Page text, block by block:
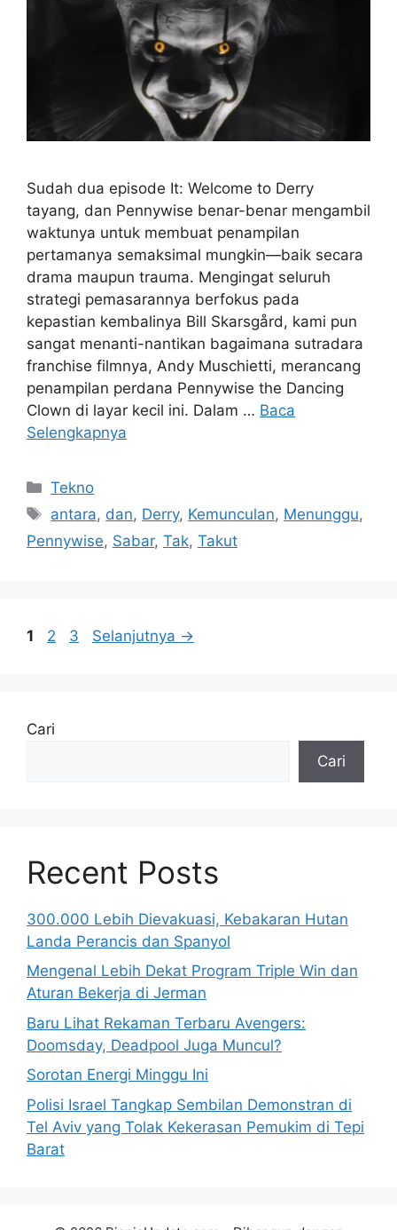
Sudah dua episode It: Welcome to Derry
tayang, dan Pennywise benar-benar mengambil
waktunya untuk membuat penampilan
pertamanya semaksimal mungkin—baik secara
drama maupun trauma. Mengingat seluruh
strategi pemasarannya berfokus pada
kepastian kembalinya Bill Skarsgård, kami pun
sangat menanti-nantikan bagaimana sutradara
franchise filmnya, Andy Muschietti, merancang
penampilan perdana Pennywise the Dancing
Clown di layar kecil ini. Dalam … Baca
Selengkapnya
Kategori
Tekno
Tag
antara, dan, Derry, Kemunculan, Menunggu,
Pennywise, Sabar, Tak, Takut
Halaman
1 Halaman
2 Halaman
3 Selanjutnya →
Cari
Cari
Recent Posts
300.000 Lebih Dievakuasi, Kebakaran Hutan
Landa Perancis dan Spanyol
Mengenal Lebih Dekat Program Triple Win dan
Aturan Bekerja di Jerman
Baru Lihat Rekaman Terbaru Avengers:
Doomsday, Deadpool Juga Muncul?
Sorotan Energi Minggu Ini
Polisi Israel Tangkap Sembilan Demonstran di
Tel Aviv yang Tolak Kekerasan Pemukim di Tepi
Barat